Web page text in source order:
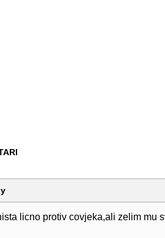
licno protiv covjeka,ali zelim mu